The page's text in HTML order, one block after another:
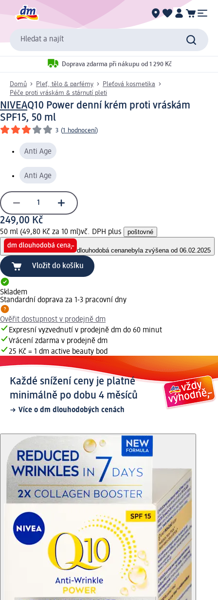
Hledat a najít
Doprava zdarma při nákupu od 1 290 Kč
Domů Pleť, tělo & parfémy
Pleťová kosmetika
Péče proti vráskám & stárnutí pleti
NIVEAQ10 Power denní krém proti vráskám
SPF15, 50 ml
3 (1 hodnocení)
Anti Age
Anti Age
249,00 Kč
50 ml (49,80 Kč za 10 ml)vč. DPH plus poštovné
dlouhodobá cenanebyla zvýšena od 06.02.2025
Vložit do košíku
Skladem
Standardní doprava za 1-3 pracovní dny
Ověřit dostupnost v prodejně dm
Expresní vyzvednutí v prodejně dm do 60 minut
Vrácení zdarma v prodejně dm
25 Kč = 1 dm active beauty bod
Každé snížení ceny je platné
minimálně po dobu 4 měsíců
Více o dm dlouhodobých cenách